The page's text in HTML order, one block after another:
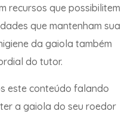
recursos que possibilitem
que mantenham sua
da gaiola também
do tutor.
este conteúdo falando
a gaiola do seu roedor